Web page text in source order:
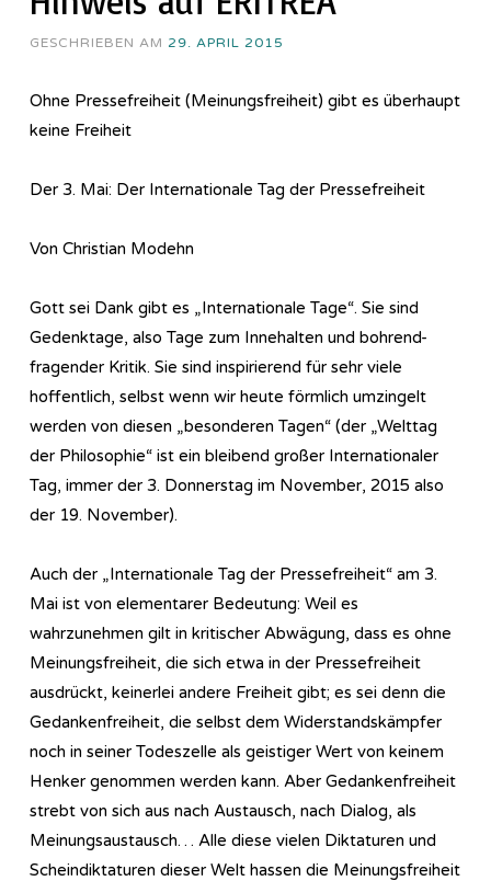
GESCHRIEBEN AM 29. APRIL 2015
Ohne Pressefreiheit (Meinungsfreiheit) gibt es überhaupt
keine Freiheit
Der 3. Mai: Der Internationale Tag der Pressefreiheit
Von Christian Modehn
Gott sei Dank gibt es „Internationale Tage“. Sie sind
Gedenktage, also Tage zum Innehalten und bohrend-
fragender Kritik. Sie sind inspirierend für sehr viele
hoffentlich, selbst wenn wir heute förmlich umzingelt
werden von diesen „besonderen Tagen“ (der „Welttag
der Philosophie“ ist ein bleibend großer Internationaler
Tag, immer der 3. Donnerstag im November, 2015 also
der 19. November).
Auch der „Internationale Tag der Pressefreiheit“ am 3.
Mai ist von elementarer Bedeutung: Weil es
wahrzunehmen gilt in kritischer Abwägung, dass es ohne
Meinungsfreiheit, die sich etwa in der Pressefreiheit
ausdrückt, keinerlei andere Freiheit gibt; es sei denn die
Gedankenfreiheit, die selbst dem Widerstandskämpfer
noch in seiner Todeszelle als geistiger Wert von keinem
Henker genommen werden kann. Aber Gedankenfreiheit
strebt von sich aus nach Austausch, nach Dialog, als
Meinungsaustausch… Alle diese vielen Diktaturen und
Scheindiktaturen dieser Welt hassen die Meinungsfreiheit